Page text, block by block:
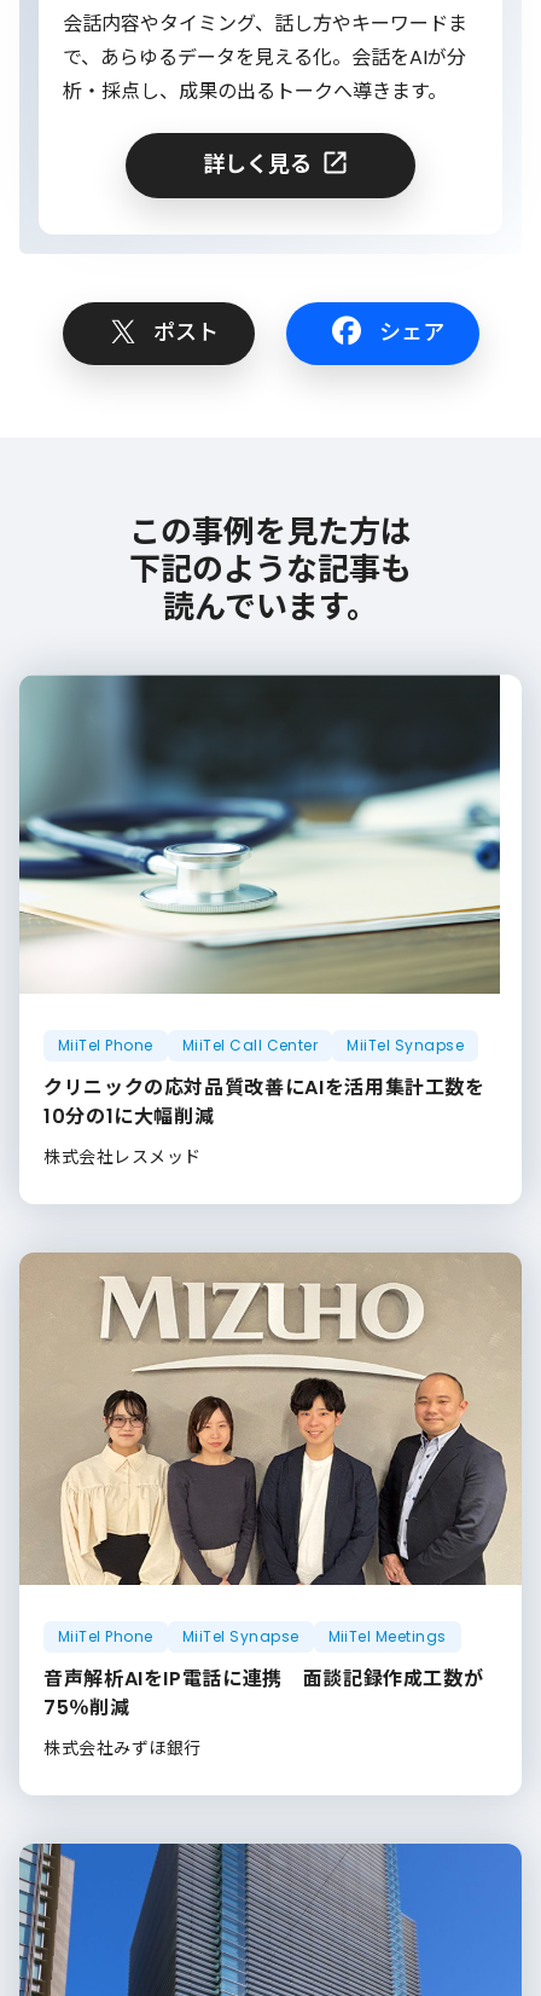
会話内容やタイミング、話し方やキーワードま
で、あらゆるデータを見える化。会話をAIが分
析・採点し、成果の出るトークへ導きます。
詳しく見る
ポスト シェア
この事例を見た方は
下記のような記事も
読んでいます。
MiiTel Phone MiiTel Call Center MiiTel Synapse
クリニックの応対品質改善にAIを活用集計工数を
10分の1に大幅削減
株式会社レスメッド
MiiTel Phone MiiTel Synapse MiiTel Meetings
音声解析AIをIP電話に連携 面談記録作成工数が
75％削減
株式会社みずほ銀行